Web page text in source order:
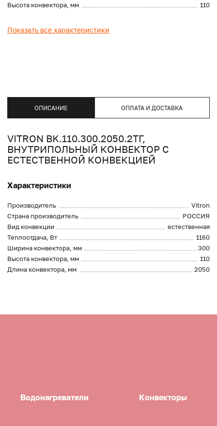
Высота конвектора, мм
110
Показать все характеристики
ОПИСАНИЕ ОПЛАТА И ДОСТАВКА
VITRON BK.110.300.2050.2ТГ,
ВНУТРИПОЛЬНЫЙ КОНВЕКТОР С
ЕСТЕСТВЕННОЙ КОНВЕКЦИЕЙ
Характеристики
Производитель
Vitron
Страна производитель
РОССИЯ
Вид конвекции
естественная
Теплоотдача, Вт
1160
Ширина конвектора, мм
300
Высота конвектора, мм
110
Длина конвектора, мм
2050
Водонагреватели Конвекторы